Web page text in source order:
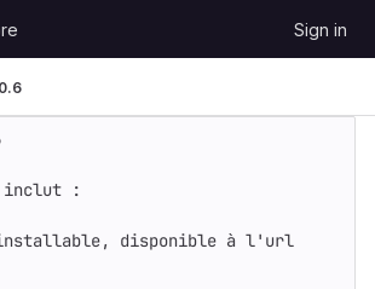
Sign in
0.6
inclut :
installable, disponible à l'url